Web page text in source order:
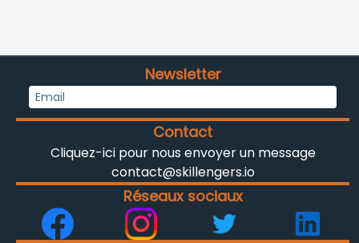
Réseaux sociaux
Contact
Cliquez-ici pour nous envoyer un message
contact@skillengers.io
Newsletter